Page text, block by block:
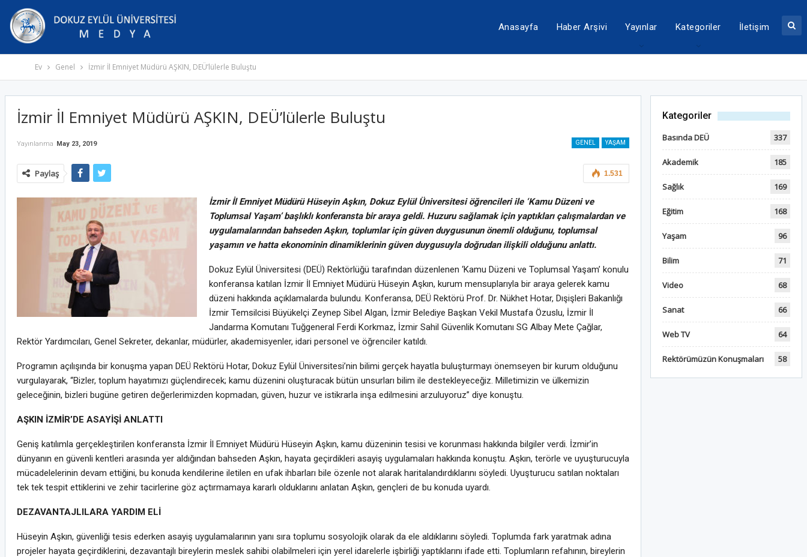
Anasayfa Haber Arşivi Yayınlar Kategoriler İletişim
Ev Genel İzmir İl Emniyet Müdürü AŞKIN, DEÜ’lülerle Buluştu
İzmir İl Emniyet Müdürü AŞKIN, DEÜ’lülerle Buluştu
GENEL YAŞAM
Yayınlanma May 23, 2019
1.531
Paylaş
İzmir İl Emniyet Müdürü Hüseyin Aşkın, Dokuz Eylül Üniversitesi öğrencileri ile ‘Kamu Düzeni ve
Toplumsal Yaşam’ başlıklı konferansta bir araya geldi. Huzuru sağlamak için yaptıkları çalışmalardan ve
uygulamalarından bahseden Aşkın, toplumlar için güven duygusunun önemli olduğunu, toplumsal
yaşamın ve hatta ekonominin dinamiklerinin güven duygusuyla doğrudan ilişkili olduğunu anlattı.
Dokuz Eylül Üniversitesi (DEÜ) Rektörlüğü tarafından düzenlenen ‘Kamu Düzeni ve Toplumsal Yaşam’ konulu
konferansa katılan İzmir İl Emniyet Müdürü Hüseyin Aşkın, kurum mensuplarıyla bir araya gelerek kamu
düzeni hakkında açıklamalarda bulundu. Konferansa, DEÜ Rektörü Prof. Dr. Nükhet Hotar, Dışişleri Bakanlığı
İzmir Temsilcisi Büyükelçi Zeynep Sibel Algan, İzmir Belediye Başkan Vekil Mustafa Özuslu, İzmir İl
Jandarma Komutanı Tuğgeneral Ferdi Korkmaz, İzmir Sahil Güvenlik Komutanı SG Albay Mete Çağlar,
Rektör Yardımcıları, Genel Sekreter, dekanlar, müdürler, akademisyenler, idari personel ve öğrenciler katıldı.
Programın açılışında bir konuşma yapan DEÜ Rektörü Hotar, Dokuz Eylül Üniversitesi’nin bilimi gerçek hayatla buluşturmayı önemseyen bir kurum olduğunu
vurgulayarak, “Bizler, toplum hayatımızı güçlendirecek; kamu düzenini oluşturacak bütün unsurları bilim ile destekleyeceğiz. Milletimizin ve ülkemizin
geleceğinin, bizleri bugüne getiren değerlerimizden kopmadan, güven, huzur ve istikrarla inşa edilmesini arzuluyoruz” diye konuştu.
AŞKIN İZMİR’DE ASAYİŞİ ANLATTI
Geniş katılımla gerçekleştirilen konferansta İzmir İl Emniyet Müdürü Hüseyin Aşkın, kamu düzeninin tesisi ve korunması hakkında bilgiler verdi. İzmir’in
dünyanın en güvenli kentleri arasında yer aldığından bahseden Aşkın, hayata geçirdikleri asayiş uygulamaları hakkında konuştu. Aşkın, terörle ve uyuşturucuyla
mücadelelerinin devam ettiğini, bu konuda kendilerine iletilen en ufak ihbarları bile özenle not alarak haritalandırdıklarını söyledi. Uyuşturucu satılan noktaları
tek tek tespit ettiklerini ve zehir tacirlerine göz açtırmamaya kararlı olduklarını anlatan Aşkın, gençleri de bu konuda uyardı.
DEZAVANTAJLILARA YARDIM ELİ
Hüseyin Aşkın, güvenliği tesis ederken asayiş uygulamalarının yanı sıra toplumu sosyolojik olarak da ele aldıklarını söyledi. Toplumda fark yaratmak adına
projeler hayata geçirdiklerini, dezavantajlı bireylerin meslek sahibi olabilmeleri için yerel idarelerle işbirliği yaptıklarını ifade etti. Toplumların refahının, bireylerin
Kategoriler
Basında DEÜ 337
Akademik 185
Sağlık 169
Eğitim 168
Yaşam 96
Bilim 71
Video 68
Sanat 66
Web TV 64
Rektörümüzün Konuşmaları 58